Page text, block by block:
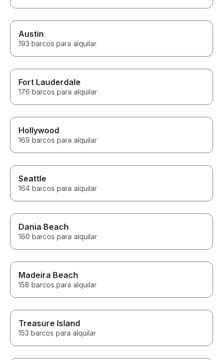
Austin
193 barcos para alquilar
Fort Lauderdale
176 barcos para alquilar
Hollywood
169 barcos para alquilar
Seattle
164 barcos para alquilar
Dania Beach
160 barcos para alquilar
Madeira Beach
158 barcos para alquilar
Treasure Island
153 barcos para alquilar